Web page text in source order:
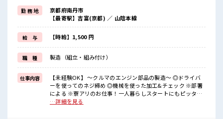
『家電を揃えるお金がナイ』
そんな方にオススメ↓↓
TV/冷蔵庫/洗濯機/エアコンなどは備え付け！
赴任時は現地までの移動交通費も規定支給！
＼◎*無期雇用派遣◎*/
◎当社と期間制限のない雇用契約を結んだ上で、
派遣先で働けます◎
大手企業の技術を身につけてスキルUPを目指しませんか(*≧∀≦)
■職場の雰囲気
《男性スタッフさんも多数カツヤク中》
分からないことも聞きやすい職場！
勤 務 地
京都府南丹市
【最寄駅】吉富(京都) ／ 山陰本線
給 与 【時給】1,500 円
職 種 製造（組立・組み付け）
仕事内容
【未経験OK】 ～クルマのエンジン部品の製造～ ◎ドライバ
ーを使ってのネジ締め ◎機械を使った加工&チェック ※部署
による ※寮アリのお仕事！一人暮らしスタートにもピッタリ
♪ ■お仕事PR ＼◎*人気の京都エリアで1人暮らし◎*/ なん
…詳細を見る